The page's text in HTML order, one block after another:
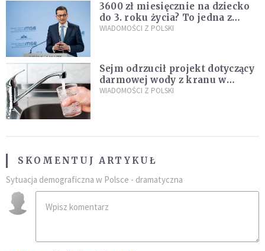
3600 zł miesięcznie na dziecko
do 3. roku życia? To jedna z
propozycji programu "Rozwój
WIADOMOŚCI Z POLSKI
Sejm odrzucił projekt dotyczący
darmowej wody z kranu w
restauracjach
WIADOMOŚCI Z POLSKI
SKOMENTUJ ARTYKUŁ
Sytuacja demograficzna w Polsce - dramatyczna